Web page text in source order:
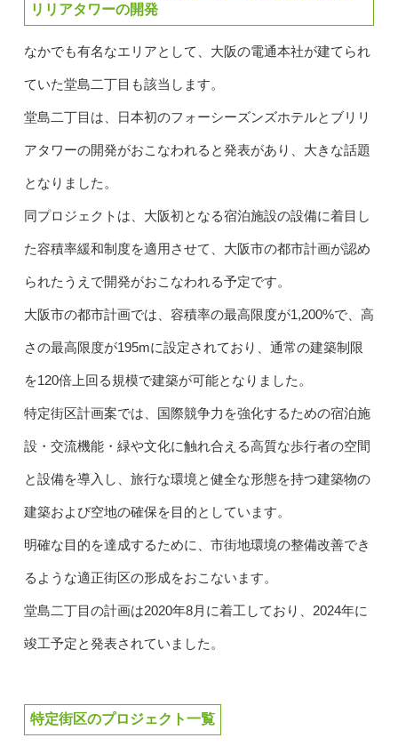
リリアタワーの開発
なかでも有名なエリアとして、大阪の電通本社が建てられ
ていた堂島二丁目も該当します。
堂島二丁目は、日本初のフォーシーズンズホテルとブリリ
アタワーの開発がおこなわれると発表があり、大きな話題
となりました。
同プロジェクトは、大阪初となる宿泊施設の設備に着目し
た容積率緩和制度を適用させて、大阪市の都市計画が認め
られたうえで開発がおこなわれる予定です。
大阪市の都市計画では、容積率の最高限度が1,200%で、高
さの最高限度が195mに設定されており、通常の建築制限
を120倍上回る規模で建築が可能となりました。
特定街区計画案では、国際競争力を強化するための宿泊施
設・交流機能・緑や文化に触れ合える高質な歩行者の空間
と設備を導入し、旅行な環境と健全な形態を持つ建築物の
建築および空地の確保を目的としています。
明確な目的を達成するために、市街地環境の整備改善でき
るような適正街区の形成をおこないます。
堂島二丁目の計画は2020年8月に着工しており、2024年に
竣工予定と発表されていました。
特定街区のプロジェクト一覧